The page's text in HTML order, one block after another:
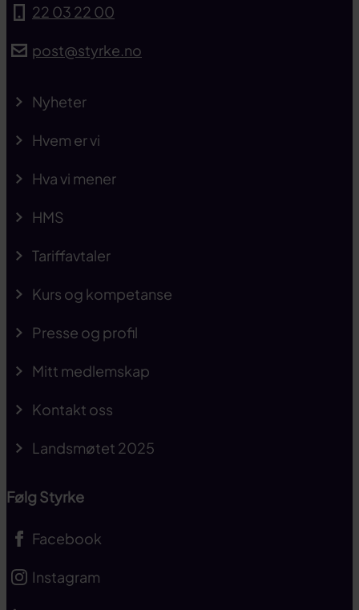
22 03 22 00
post@styrke.no
Nyheter
Hvem er vi
Hva vi mener
HMS
Tariffavtaler
Kurs og kompetanse
Presse og profil
Mitt medlemskap
Kontakt oss
Landsmøtet 2025
Følg Styrke
Facebook
Instagram